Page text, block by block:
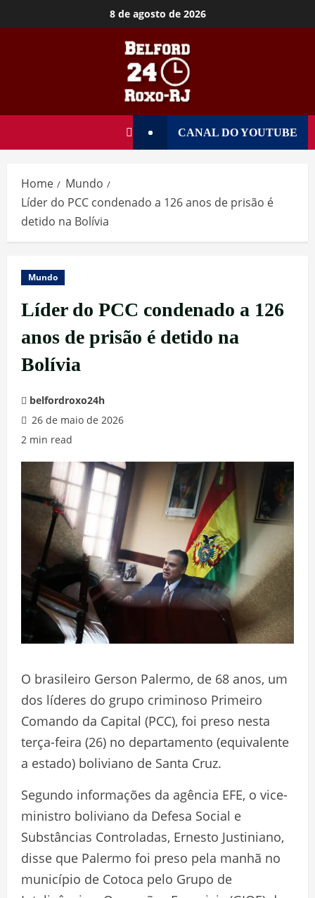
8 de agosto de 2026
CANAL DO YOUTUBE
Home
Mundo
Líder do PCC condenado a 126 anos de prisão é
detido na Bolívia
Mundo
Líder do PCC condenado a 126
anos de prisão é detido na
Bolívia
belfordroxo24h
26 de maio de 2026
2 min read
O brasileiro Gerson Palermo, de 68 anos, um
dos líderes do grupo criminoso Primeiro
Comando da Capital (PCC), foi preso nesta
terça-feira (26) no departamento (equivalente
a estado) boliviano de Santa Cruz.
Segundo informações da agência EFE, o vice-
ministro boliviano da Defesa Social e
Substâncias Controladas, Ernesto Justiniano,
disse que Palermo foi preso pela manhã no
município de Cotoca pelo Grupo de